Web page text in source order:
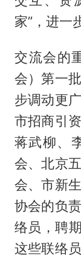
家”，进一
交流会的
会）第一
步调动更
市招商引
蒋武柳、
会、北京
会、市新
协会的负
络员，聘
这些联络